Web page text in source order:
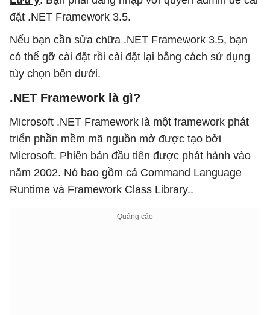
đặt .NET Framework 3.5.
Nếu bạn cần sửa chữa .NET Framework 3.5, bạn
có thể gỡ cài đặt rồi cài đặt lại bằng cách sử dụng
tùy chọn bên dưới.
.NET Framework là gì?
Microsoft .NET Framework là một framework phát
triển phần mềm mã nguồn mở được tạo bởi
Microsoft. Phiên bản đầu tiên được phát hành vào
năm 2002. Nó bao gồm cả Command Language
Runtime và Framework Class Library..